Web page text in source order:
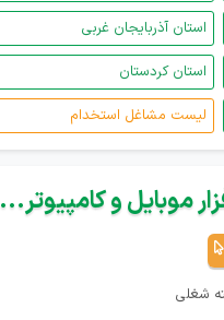
استان آذربایجان غربی
استان کردستان
لیست مشاغل استخدام
موبایل و کامپیوتر...
شغلی